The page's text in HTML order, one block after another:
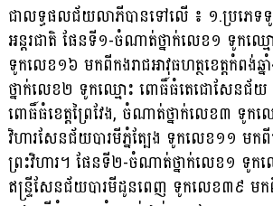
ជាលទ្ធផលជ័យលាភីបានទៅលើ ៖ ១.ប្រភេទទូ
អន្តរជាតិ ផែនទី១-ចំណាត់ថ្នាក់លេខ១ ទូកឈ្ម
ទូកលេខ១៦ មកពីកងរាជអាវុធហត្ថខេត្តកំពង់ឆ្
ថ្នាក់លេខ២ ទូកឈ្មោះ ពោធិ៍ធំតេជោសែនជ័យ
ពោធិ៍ធំខេត្តព្រៃវែង, ចំណាត់ថ្នាក់លេខ៣ ទូកឈ្
វិហារសែនជ័យបារមីភ្នំត្បែង ទូកលេខ១១ មកពីក
ព្រះវិហារ។ ផែនទី២-ចំណាត់ថ្នាក់លេខ១ ទូកឈ្
ឥន្ទ្រីសែនជ័យបារមីដូនពេញ ទូកលេខ៣៩ មកពី